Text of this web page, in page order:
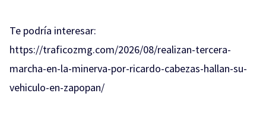
Te podría interesar:
https://traficozmg.com/2026/08/realizan-tercera-
marcha-en-la-minerva-por-ricardo-cabezas-hallan-su-
vehiculo-en-zapopan/